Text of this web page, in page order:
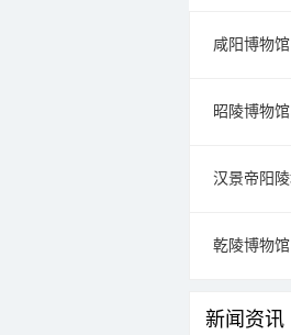
咸阳博物馆
昭陵博物馆
乾陵博物馆
新闻资讯